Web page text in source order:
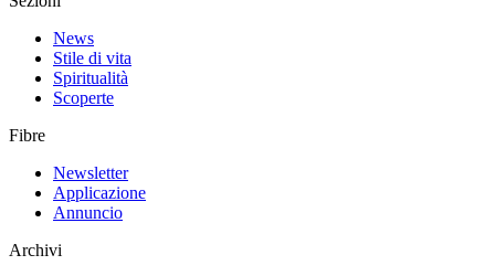
News
Stile di vita
Spiritualità
Scoperte
Fibre
Newsletter
Applicazione
Annuncio
Archivi